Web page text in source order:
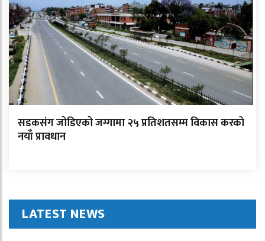
सडकसंग जोडिएको जग्गामा २५ प्रतिशतसम्म विकास करको
नयाँ प्रावधान
LATEST NEWS